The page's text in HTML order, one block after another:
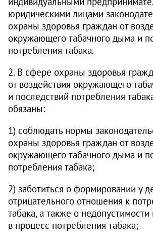
юридическими лицами
охраны здоровья граждан от
окружающего табачного дыма и
потребления табака.
2. В сфере охраны здоровья
от воздействия окружающего
и последствий потребления
обязаны:
1) соблюдать нормы
охраны здоровья граждан от
окружающего табачного дыма и
потребления табака;
2) заботиться о формировании у
отрицательного отношения к
табака, а также о
в процесс потребления табака;